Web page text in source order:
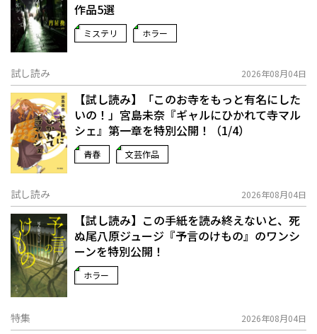
作品5選
ミステリ ホラー
試し読み 2026年08月04日
【試し読み】「このお寺をもっと有名にした
いの！」宮島未奈『ギャルにひかれて寺マル
シェ』第一章を特別公開！（1/4）
青春 文芸作品
試し読み 2026年08月04日
【試し読み】この手紙を読み終えないと、死
ぬ――尾八原ジュージ『予言のけもの』のワンシ
ーンを特別公開！
ホラー
特集 2026年08月04日